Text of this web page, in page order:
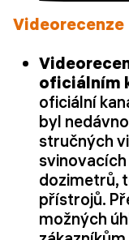
Videorecenze
oficiálním
oficiální
byl
stručných
dozimetrů,
přístrojů.
možných